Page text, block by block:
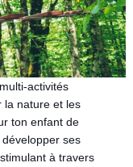
activités
la nature et les
ton enfant de
ses
à travers